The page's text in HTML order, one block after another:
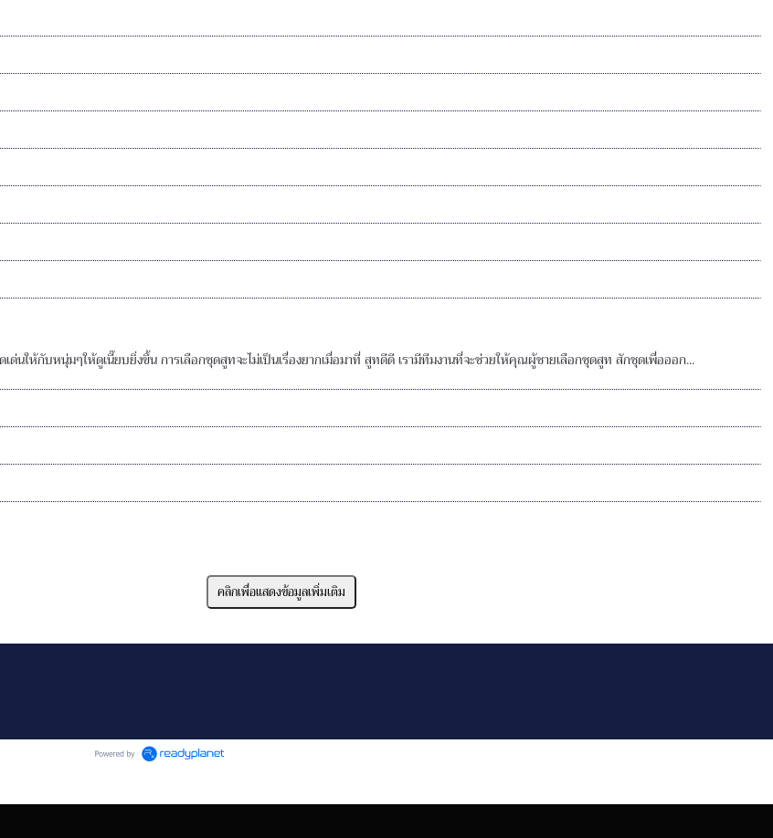
ด่นให้กับหนุ่มๆให้ดูเนี๊ยบยิ่งขึ้น การเลือกชุดสูทจะไม่เป็นเรื่องยากเมื่อมาที่ สูทดีดี เรามีทีมงานที่จะช่วยให้คุณผู้ชายเลือกชุดสูท สักชุดเพื่อออก...